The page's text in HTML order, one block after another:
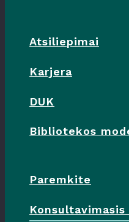
Atsiliepimai
Karjera
DUK
Bibliotekos
Paremkite